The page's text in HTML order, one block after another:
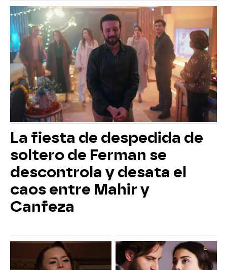
La fiesta de despedida de
soltero de Ferman se
descontrola y desata el
caos entre Mahir y
Canfeza